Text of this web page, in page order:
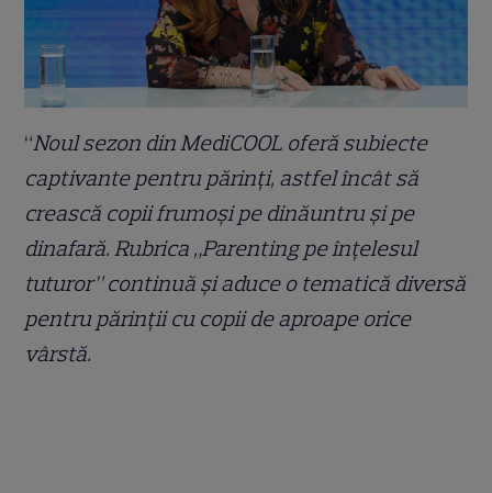
“Noul sezon din MediCOOL oferă subiecte
captivante pentru părinți, astfel încât să
crească copii frumoși pe dinăuntru și pe
dinafară. Rubrica „Parenting pe înțelesul
tuturor” continuă și aduce o tematică diversă
pentru părinții cu copii de aproape orice
vârstă.